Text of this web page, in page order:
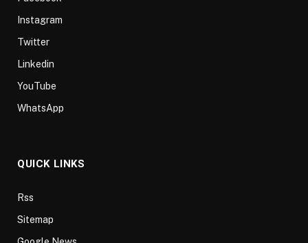
Instagram
Twitter
Linkedin
YouTube
WhatsApp
QUICK LINKS
Rss
Sitemap